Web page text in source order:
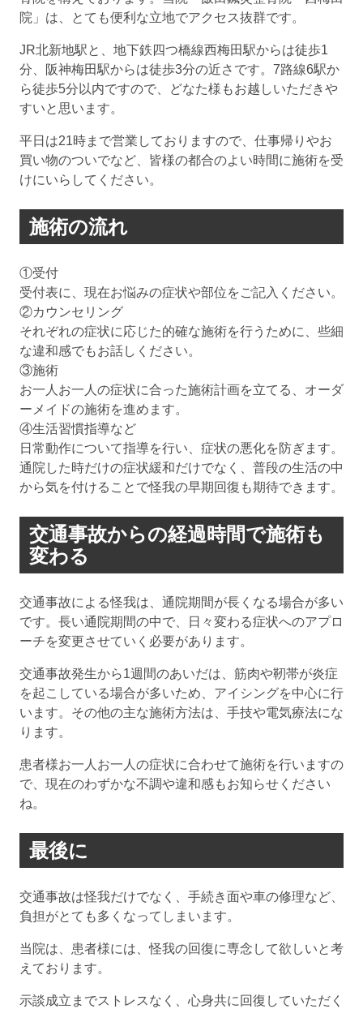
院」は、とても便利な立地でアクセス抜群です。
JR北新地駅と、地下鉄四つ橋線西梅田駅からは徒歩1
分、阪神梅田駅からは徒歩3分の近さです。7路線6駅か
ら徒歩5分以内ですので、どなた様もお越しいただきや
すいと思います。
平日は21時まで営業しておりますので、仕事帰りやお
買い物のついでなど、皆様の都合のよい時間に施術を受
けにいらしてください。
施術の流れ
①受付
受付表に、現在お悩みの症状や部位をご記入ください。
②カウンセリング
それぞれの症状に応じた的確な施術を行うために、些細
な違和感でもお話しください。
③施術
お一人お一人の症状に合った施術計画を立てる、オーダ
ーメイドの施術を進めます。
④生活習慣指導など
日常動作について指導を行い、症状の悪化を防ぎます。
通院した時だけの症状緩和だけでなく、普段の生活の中
から気を付けることで怪我の早期回復も期待できます。
交通事故からの経過時間で施術も
変わる
交通事故による怪我は、通院期間が長くなる場合が多い
です。長い通院期間の中で、日々変わる症状へのアプロ
ーチを変更させていく必要があります。
交通事故発生から1週間のあいだは、筋肉や靭帯が炎症
を起こしている場合が多いため、アイシングを中心に行
います。その他の主な施術方法は、手技や電気療法にな
ります。
患者様お一人お一人の症状に合わせて施術を行いますの
で、現在のわずかな不調や違和感もお知らせください
ね。
最後に
交通事故は怪我だけでなく、手続き面や車の修理など、
負担がとても多くなってしまいます。
当院は、患者様には、怪我の回復に専念して欲しいと考
えております。
示談成立までストレスなく、心身共に回復していただく